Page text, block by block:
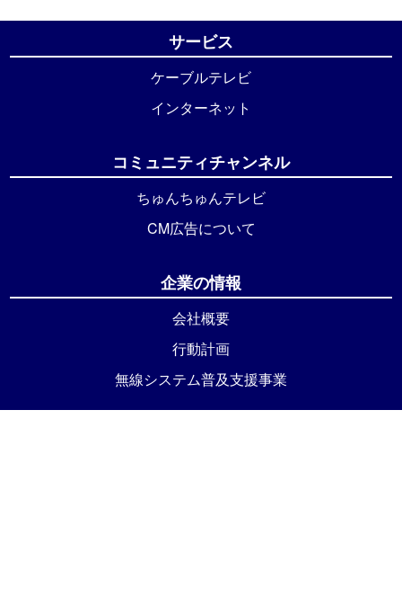
サービス
ケーブルテレビ
インターネット
コミュニティチャンネル
ちゅんちゅんテレビ
CM広告について
企業の情報
会社概要
行動計画
無線システム普及支援事業